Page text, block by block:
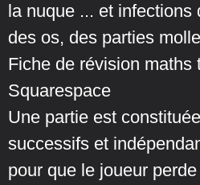
la nuque ... et
des os, des parties
Fiche de révision maths
Squarespace
Une partie est
successifs et
pour que le joueur